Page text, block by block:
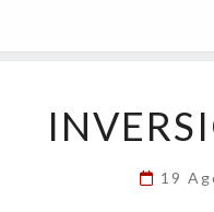
19